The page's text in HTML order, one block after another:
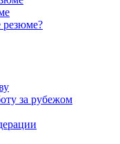
резюме?
за рубежом